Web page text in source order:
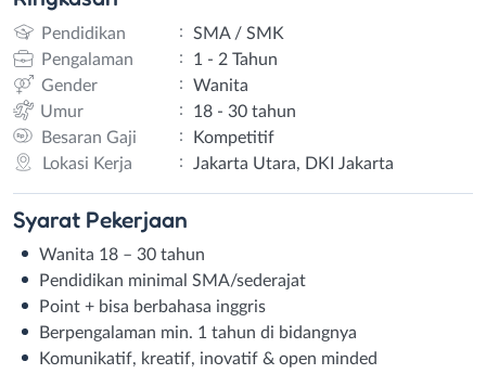
Pendidikan :
SMA / SMK
Pengalaman
:
1 - 2 Tahun
Gender
:
Wanita
Umur
:
18 - 30 tahun
Besaran Gaji
:
Kompetitif
Lokasi Kerja
: Jakarta Utara, DKI Jakarta
Syarat Pekerjaan
Wanita 18 – 30 tahun
Pendidikan minimal SMA/sederajat
Point + bisa berbahasa inggris
Berpengalaman min. 1 tahun di bidangnya
Komunikatif, kreatif, inovatif & open minded